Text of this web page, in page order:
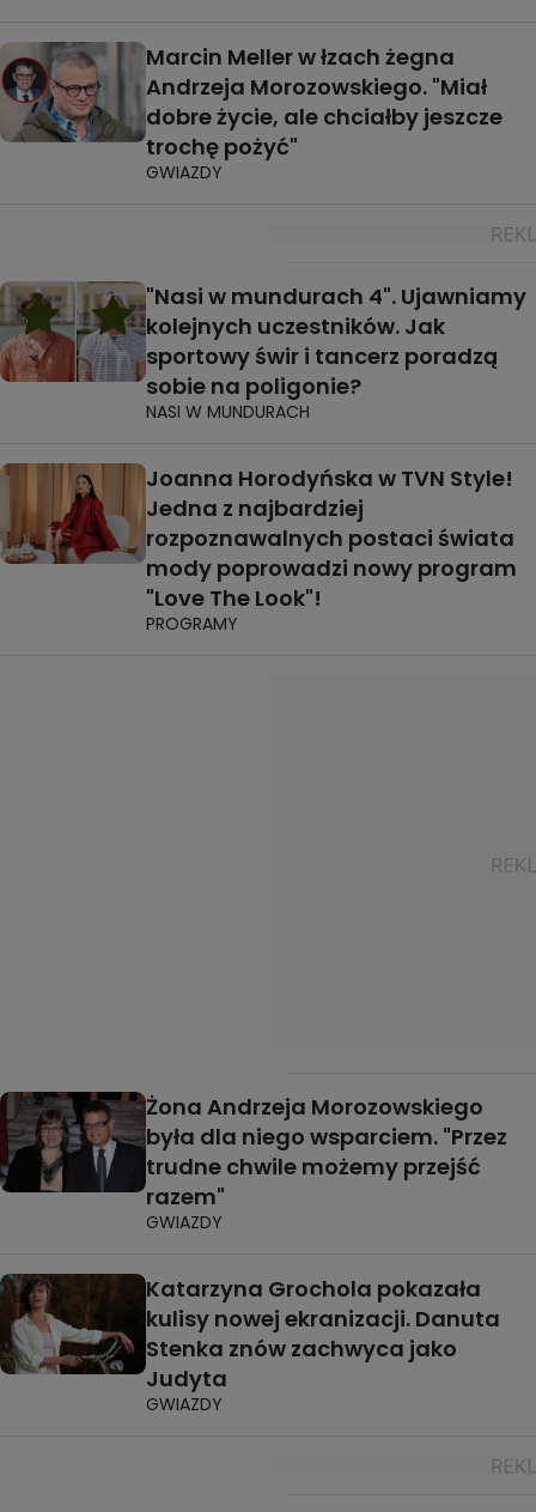
Marcin Meller w łzach żegna
Andrzeja Morozowskiego. "Miał
dobre życie, ale chciałby jeszcze
trochę pożyć"
GWIAZDY
"Nasi w mundurach 4". Ujawniamy
kolejnych uczestników. Jak
sportowy świr i tancerz poradzą
sobie na poligonie?
NASI W MUNDURACH
Joanna Horodyńska w TVN Style!
Jedna z najbardziej
rozpoznawalnych postaci świata
mody poprowadzi nowy program
"Love The Look"!
PROGRAMY
Żona Andrzeja Morozowskiego
była dla niego wsparciem. "Przez
trudne chwile możemy przejść
razem"
GWIAZDY
Katarzyna Grochola pokazała
kulisy nowej ekranizacji. Danuta
Stenka znów zachwyca jako
Judyta
GWIAZDY